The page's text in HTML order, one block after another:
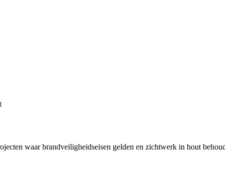
waar brandveiligheidseisen gelden en zichtwerk in hout